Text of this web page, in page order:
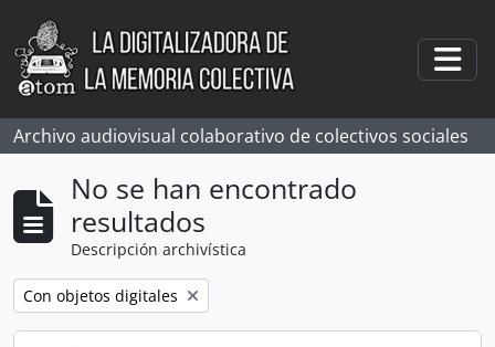
Skip to main content
Archivo audiovisual colaborativo de colectivos sociales
No se han encontrado
resultados
Descripción archivística
Remove filter:
Con objetos digitales